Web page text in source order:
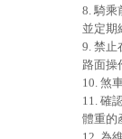
8. 騎乘
並定期
9. 禁止
路面操
10. 煞
11. 確
體重的